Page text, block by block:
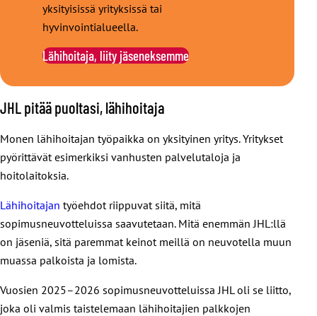
yksityisissä yrityksissä tai
hyvinvointialueella.
Lähihoitaja, liity jäseneksemme
JHL pitää puoltasi, lähihoitaja
Monen lähihoitajan työpaikka on yksityinen yritys. Yritykset
pyörittävät esimerkiksi vanhusten palvelutaloja ja
hoitolaitoksia.
Lähihoitajan työehdot riippuvat siitä, mitä
sopimusneuvotteluissa saavutetaan. Mitä enemmän JHL:llä
on jäseniä, sitä paremmat keinot meillä on neuvotella muun
muassa palkoista ja lomista.
Vuosien 2025–2026 sopimusneuvotteluissa JHL oli se liitto,
joka oli valmis taistelemaan lähihoitajien palkkojen